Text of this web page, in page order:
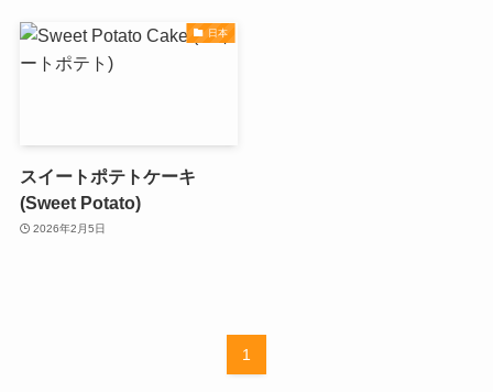
日本
スイートポテトケーキ
(Sweet Potato)
2026年2月5日
1